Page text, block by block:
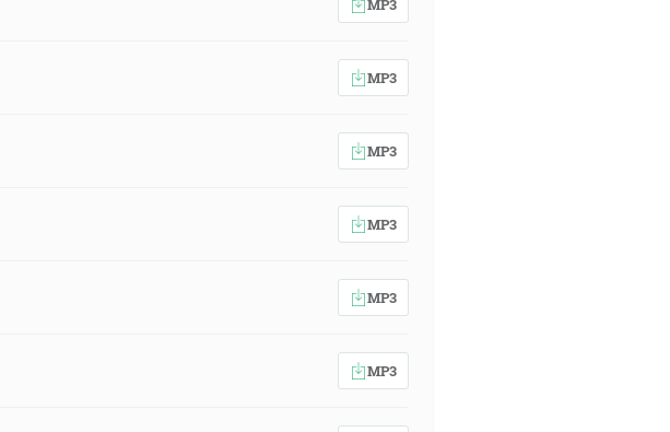
MP3
MP3
MP3
MP3
MP3